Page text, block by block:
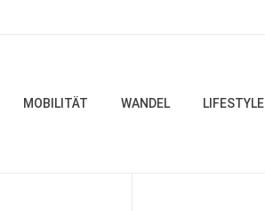
MOBILITÄT WANDEL LIFESTYLE